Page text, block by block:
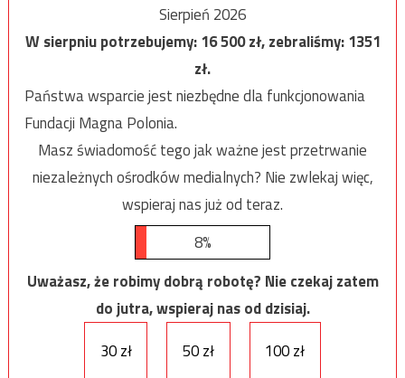
Sierpień 2026
W sierpniu potrzebujemy:16 500zł, zebraliśmy:1351
zł.
Państwa wsparcie jest niezbędne dla funkcjonowania
Fundacji Magna Polonia.
Masz świadomość tego jak ważne jest przetrwanie
niezależnych ośrodków medialnych? Nie zwlekaj więc,
wspieraj nas już od teraz.
8%
Uważasz, że robimy dobrą robotę? Nie czekaj zatem
do jutra, wspieraj nas od dzisiaj.
30 zł
50 zł 100 zł